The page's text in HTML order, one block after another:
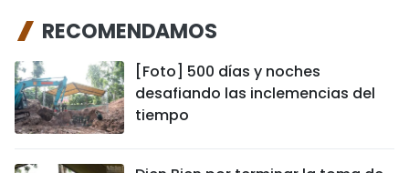
RECOMENDAMOS
[Foto] 500 días y noches
desafiando las inclemencias del
tiempo